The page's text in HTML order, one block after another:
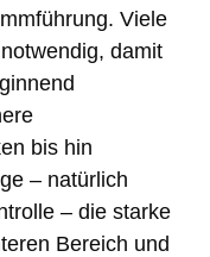
Viele
damit
bis hin
– natürlich
– die starke
Bereich und